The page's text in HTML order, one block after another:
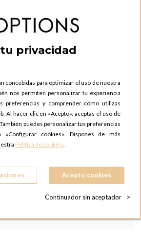
privacidad
concebidas para optimizar el uso de nuestra
nos permiten personalizar tu experiencia
preferencias y comprender cómo utilizas
Al hacer clic en «Acepto», aceptas el uso de
puedes personalizar tus preferencias
cookies». Dispones de más
Política de cookies.
Acepto cookies
Continuador sin aceptador >